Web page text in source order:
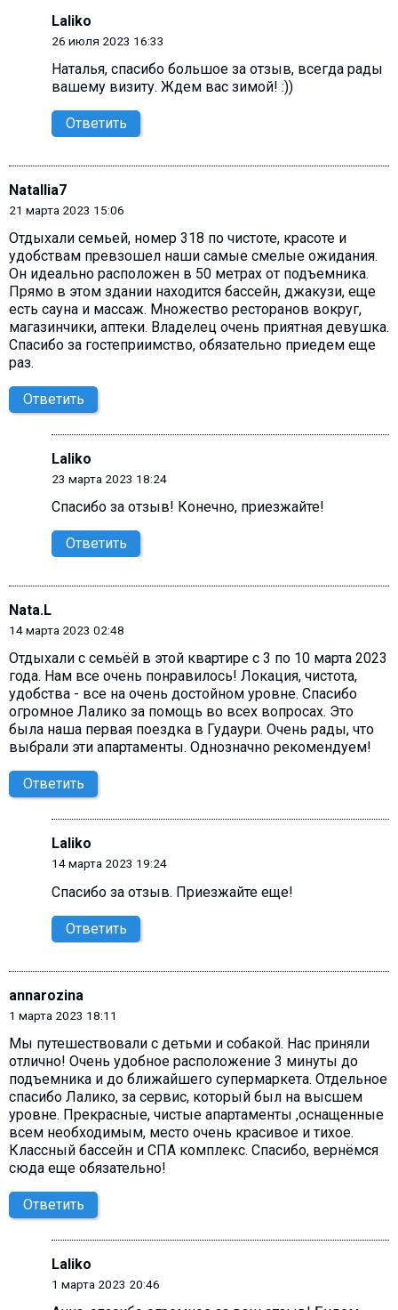
Laliko
26 июля 2023 16:33
Наталья, спасибо большое за отзыв, всегда рады
вашему визиту. Ждем вас зимой! :))
Ответить
Natallia7
21 марта 2023 15:06
Отдыхали семьей, номер 318 по чистоте, красоте и
удобствам превзошел наши самые смелые ожидания.
Он идеально расположен в 50 метрах от подъемника.
Прямо в этом здании находится бассейн, джакузи, еще
есть сауна и массаж. Множество ресторанов вокруг,
магазинчики, aптеки. Владелец очень приятная девушка.
Спасибо за гостеприимство, обязательно приедем еще
раз.
Ответить
Laliko
23 марта 2023 18:24
Спасибо за отзыв! Конечно, приезжайте!
Ответить
Nata.L
14 марта 2023 02:48
Отдыхали с семьёй в этой квартире с 3 по 10 марта 2023
года. Нам все очень понравилось! Локация, чистота,
удобства - все на очень достойном уровне. Спасибо
огромное Лалико за помощь во всех вопросах. Это
была наша первая поездка в Гудаури. Очень рады, что
выбрали эти апартаменты. Однозначно рекомендуем!
Ответить
Laliko
14 марта 2023 19:24
Спасибо за отзыв. Приезжайте еще!
Ответить
annarozina
1 марта 2023 18:11
Мы путешествовали с детьми и собакой. Нас приняли
отлично! Очень удобное расположение 3 минуты до
подъемника и до ближайшего супермаркета. Отдельное
спасибо Лалико, за сервис, который был на высшем
уровне. Прекрасные, чистые апартаменты ,оснащенные
всем необходимым, место очень красивое и тихое.
Классный бассейн и СПА комплекс. Спасибо, вернёмся
сюда еще обязательно!
Ответить
Laliko
1 марта 2023 20:46